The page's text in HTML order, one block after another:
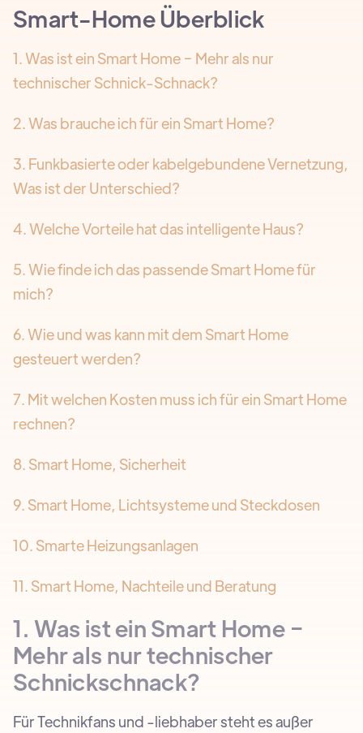
Smart-Home Überblick
1. Was ist ein Smart Home − Mehr als nur
technischer Schnick-Schnack?
2. Was brauche ich für ein Smart Home?
3. Funkbasierte oder kabelgebundene Vernetzung,
Was ist der Unterschied?
4. Welche Vorteile hat das intelligente Haus?
5. Wie finde ich das passende Smart Home für
mich?
6. Wie und was kann mit dem Smart Home
gesteuert werden?
7. Mit welchen Kosten muss ich für ein Smart Home
rechnen?
8. Smart Home, Sicherheit
9. Smart Home, Lichtsysteme und Steckdosen
10. Smarte Heizungsanlagen
11. Smart Home, Nachteile und Beratung
1. Was ist ein Smart Home −
Mehr als nur technischer
Schnickschnack?
Für Technikfans und -liebhaber steht es außer